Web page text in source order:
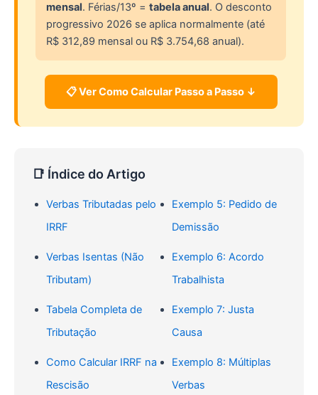
mensal. Férias/13º = tabela anual. O desconto
progressivo 2026 se aplica normalmente (até
R$ 312,89 mensal ou R$ 3.754,68 anual).
📋 Ver Como Calcular Passo a Passo ↓
📑 Índice do Artigo
Verbas Tributadas pelo
IRRF
Verbas Isentas (Não
Tributam)
Tabela Completa de
Tributação
Como Calcular IRRF na
Rescisão
Exemplo 5: Pedido de
Demissão
Exemplo 6: Acordo
Trabalhista
Exemplo 7: Justa
Causa
Exemplo 8: Múltiplas
Verbas